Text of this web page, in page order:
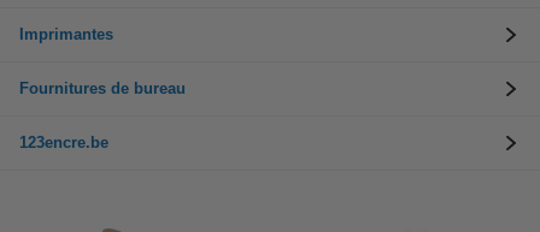
Imprimantes
Fournitures de bureau
123encre.be